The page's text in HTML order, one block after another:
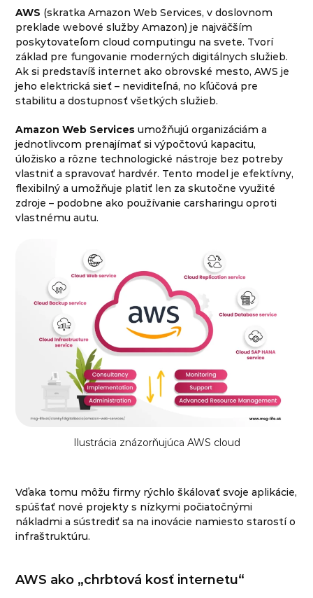
AWS (skratka Amazon Web Services, v doslovnom
preklade webové služby Amazon) je najväčším
poskytovateľom cloud computingu na svete. Tvorí
základ pre fungovanie moderných digitálnych služieb.
Ak si predstavíš internet ako obrovské mesto, AWS je
jeho elektrická sieť – neviditeľná, no kľúčová pre
stabilitu a dostupnosť všetkých služieb.
Amazon Web Services umožňujú organizáciám a
jednotlivcom prenajímať si výpočtovú kapacitu,
úložisko a rôzne technologické nástroje bez potreby
vlastniť a spravovať hardvér. Tento model je efektívny,
flexibilný a umožňuje platiť len za skutočne využité
zdroje – podobne ako používanie carsharingu oproti
vlastnému autu.
Ilustrácia znázorňujúca AWS cloud
Vďaka tomu môžu firmy rýchlo škálovať svoje aplikácie,
spúšťať nové projekty s nízkymi počiatočnými
nákladmi a sústrediť sa na inovácie namiesto starostí o
infraštruktúru.
AWS ako „chrbtová kosť internetu“